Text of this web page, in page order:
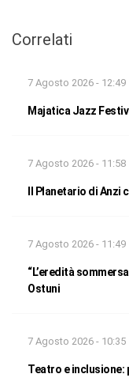
Correlati
7 Agosto 2026 - 12:49
Majatica Jazz
7 Agosto 2026 - 11:58
Il Planetario di Anzi
7 Agosto 2026 - 11:49
“L’eredità
Ostuni
7 Agosto 2026 - 10:35
Teatro e